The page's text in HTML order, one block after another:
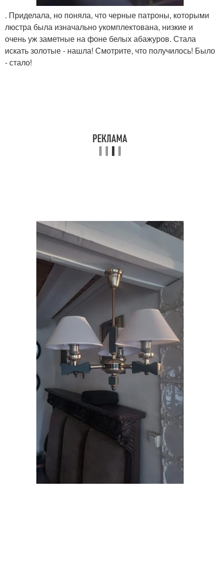
. Приделала, но поняла, что черные патроны, которыми
люстра была изначально укомплектована, низкие и
очень уж заметные на фоне белых абажуров. Стала
искать золотые - нашла! Смотрите, что получилось! Было
- стало!